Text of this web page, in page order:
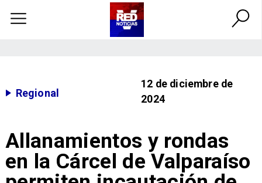
Regional
12 de diciembre de
2024
Allanamientos y rondas
en la Cárcel de Valparaíso